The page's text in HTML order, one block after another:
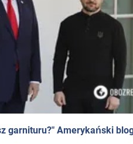
garnituru?" Amerykański